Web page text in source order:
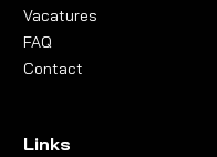
Vacatures
FAQ
Contact
Links